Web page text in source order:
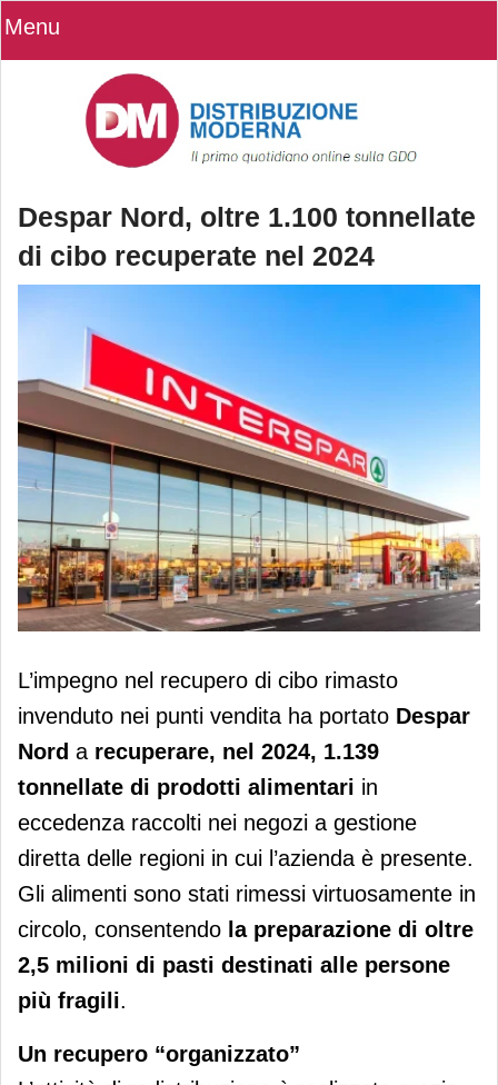
Menu
Despar Nord, oltre 1.100 tonnellate
di cibo recuperate nel 2024
Despar Nord, oltre 1.100 tonnellate di
cibo recuperate nel 2024
L’impegno nel recupero di cibo rimasto
invenduto nei punti vendita ha portato Despar
Nord a recuperare, nel 2024, 1.139
tonnellate di prodotti alimentari in
eccedenza raccolti nei negozi a gestione
diretta delle regioni in cui l’azienda è presente.
Gli alimenti sono stati rimessi virtuosamente in
circolo, consentendo la preparazione di oltre
2,5 milioni di pasti destinati alle persone
più fragili.
Un recupero “organizzato”